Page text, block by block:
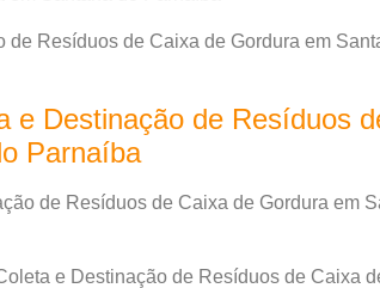
Resíduos de Caixa de Gordura em
e Destinação de Resíduos
Parnaíba
de Resíduos de Caixa de Gordura em
e Destinação de Resíduos de Caixa